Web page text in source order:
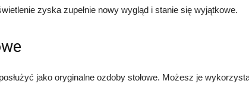
zyska zupełnie nowy wygląd i stanie się wyjątkowe.
jako oryginalne ozdoby stołowe. Możesz je